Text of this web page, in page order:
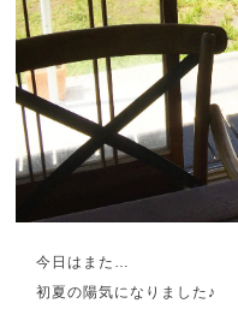
今日はまた…
初夏の陽気になりました♪